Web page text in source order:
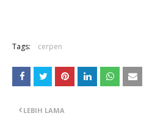
Tags: cerpen
LEBIH LAMA